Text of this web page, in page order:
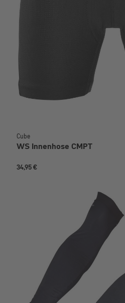
Cube
WS Innenhose CMPT
34,95 €